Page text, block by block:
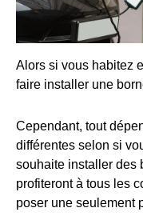
Alors si vous habitez
faire installer une
Cependant, tout
différentes selon si
souhaite installer des
profiteront à tous les
poser une seulement